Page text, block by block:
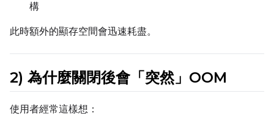
構
此時額外的顯存空間會迅速耗盡。
2) 為什麼關閉後會「突然」OOM
使用者經常這樣想：